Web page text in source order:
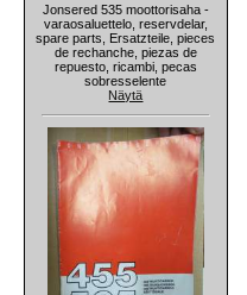
Jonsered 535 moottorisaha -
varaosaluettelo, reservdelar,
spare parts, Ersatzteile, pieces
de rechanche, piezas de
repuesto, ricambi, pecas
sobresselente
Näytä